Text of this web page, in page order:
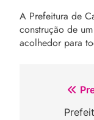
A Prefeitura de
construção de
acolhedor para